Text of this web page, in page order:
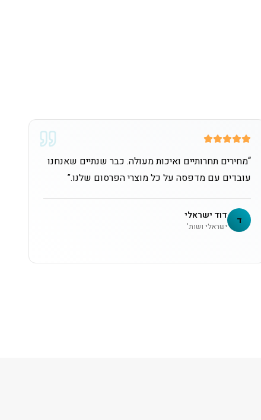
“מחירים תחרותיים ואיכות מעולה. כבר שנתיים שאנחנו
עובדים עם מדפסה על כל מוצרי הפרסום שלנו.”
ד דוד ישראלי
ישראלי ושות'